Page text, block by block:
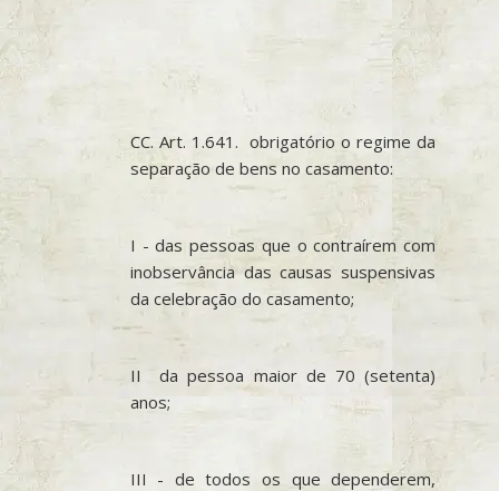
CC. Art. 1.641. obrigatório o regime da
separação de bens no casamento:
I - das pessoas que o contraírem com
inobservância das causas suspensivas
da celebração do casamento;
II da pessoa maior de 70 (setenta)
anos;
III - de todos os que dependerem,